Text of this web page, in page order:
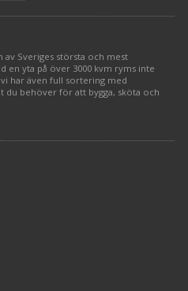
av Sveriges största och mest
en yta på över 3000 kvm ryms inte
vi har även full sortering med
behöver för att bygga, sköta och